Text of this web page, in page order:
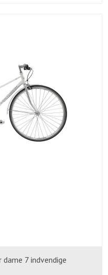
7 indvendige